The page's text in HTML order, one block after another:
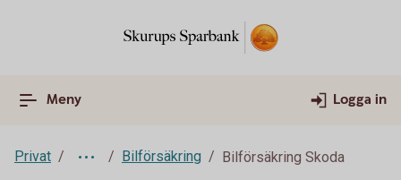
Meny Logga in
Privat Bilförsäkring Bilförsäkring Skoda